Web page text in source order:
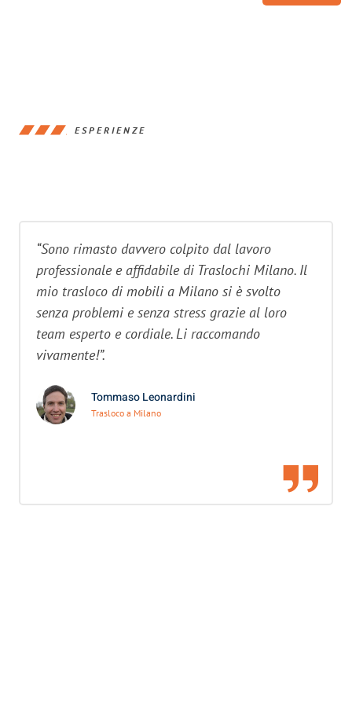
ESPERIENZE
“Sono rimasto davvero colpito dal lavoro
professionale e affidabile di Traslochi Milano. Il
mio trasloco di mobili a Milano si è svolto
senza problemi e senza stress grazie al loro
team esperto e cordiale. Li raccomando
vivamente!”.
Tommaso Leonardini
Trasloco a Milano